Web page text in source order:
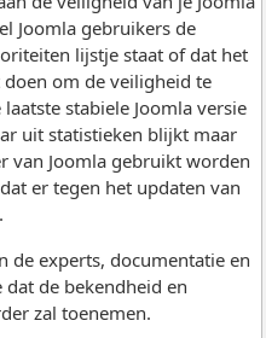
Joomla gebruikers de
lijstje staat of dat het
om de veiligheid te
stabiele Joomla versie
uit statistieken blijkt maar
van Joomla gebruikt worden
er tegen het updaten van
de experts, documentatie en
de bekendheid en
zal toenemen.